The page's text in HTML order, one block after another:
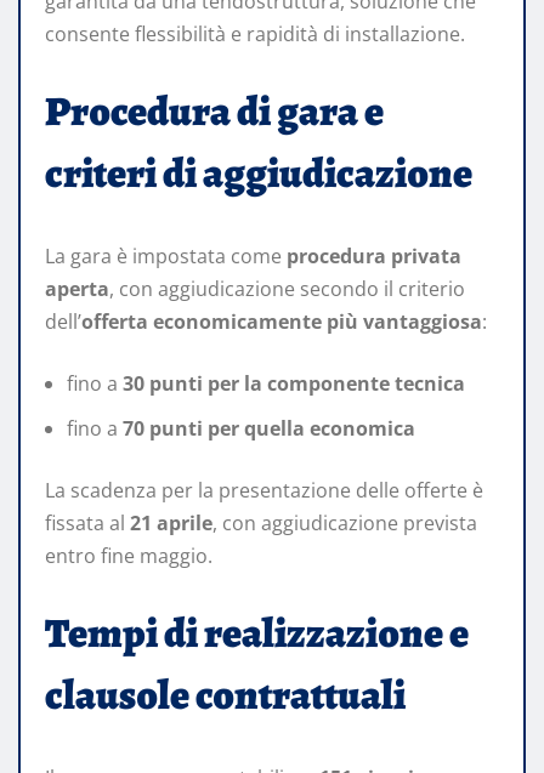
consente flessibilità e rapidità di installazione.
Procedura di gara e
criteri di aggiudicazione
La gara è impostata come procedura privata
aperta, con aggiudicazione secondo il criterio
dell’offerta economicamente più vantaggiosa:
fino a 30 punti per la componente tecnica
fino a 70 punti per quella economica
La scadenza per la presentazione delle offerte è
fissata al 21 aprile, con aggiudicazione prevista
entro fine maggio.
Tempi di realizzazione e
clausole contrattuali